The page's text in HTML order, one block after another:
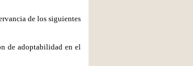
de los siguientes
de adoptabilidad en el